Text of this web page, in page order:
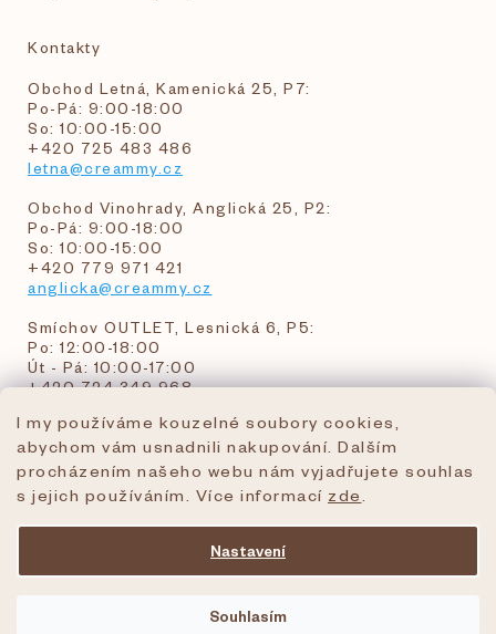
I my používáme kouzelné soubory cookies,
abychom vám usnadnili nakupování. Dalším
procházením našeho webu nám vyjadřujete souhlas
s jejich používáním. Více informací zde
Nastavení
Souhlasím
Kontakty
Obchod Letná, Kamenická 25, P7:
Po-Pá: 9:00-18:00
So: 10:00-15:00
+420 725 483 486
letna@creammy.cz
Obchod Vinohrady, Anglická 25, P2:
Po-Pá: 9:00-18:00
So: 10:00-15:00
+420 779 971 421
anglicka@creammy.cz
Smíchov OUTLET, Lesnická 6, P5:
Po: 12:00-18:00
Út - Pá: 10:00-17:00
+420 724 349 968
objednavky@creammy.cz
tel:+420 724 349 968
creammy.cz